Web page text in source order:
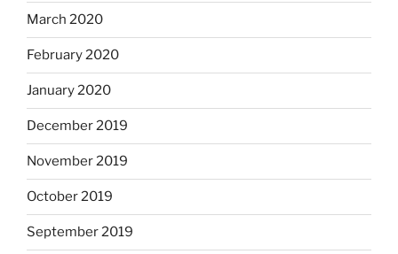
March 2020
February 2020
January 2020
December 2019
November 2019
October 2019
September 2019